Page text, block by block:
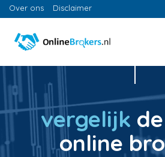
Over ons Disclaimer
vergelijk
online